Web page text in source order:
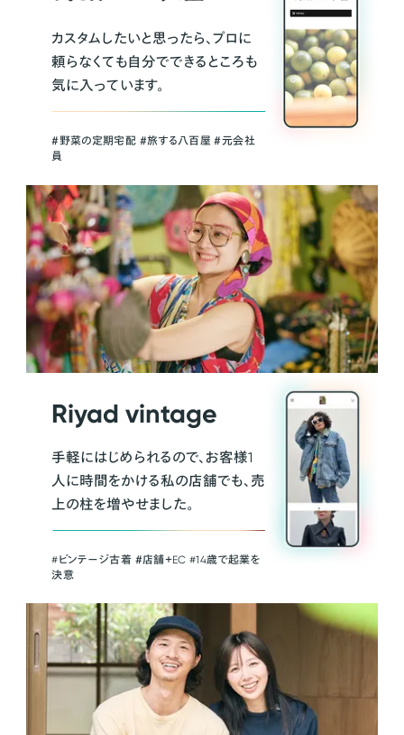
カスタムしたいと思ったら、プロに
頼らなくても自分でできるところも
気に入っています。
＃野菜の定期宅配 ＃旅する八百屋 ＃元会社
員
Riyad vintage
手軽にはじめられるので、お客様1
人に時間をかける私の店舗でも、売
上の柱を増やせました。
#ビンテージ古着 ＃店舗＋EC #14歳で起業を
決意